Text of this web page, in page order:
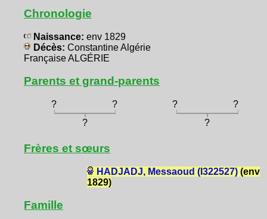
Chronologie
Naissance: env 1829
Décès: Constantine Algérie
Française ALGÉRIE
Parents et grand-parents
? ? ?
?
?
?
Frères et sœurs
HADJADJ, Messaoud (I322527)(env
1829)
Famille